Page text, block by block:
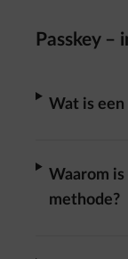
Passkey –
Wat is een
Waarom
methode?